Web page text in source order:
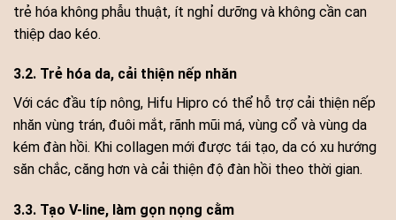
trẻ hóa không phẫu thuật, ít nghỉ dưỡng và không cần can
thiệp dao kéo.
3.2. Trẻ hóa da, cải thiện nếp nhăn
Với các đầu típ nông, Hifu Hipro có thể hỗ trợ cải thiện nếp
nhăn vùng trán, đuôi mắt, rãnh mũi má, vùng cổ và vùng da
kém đàn hồi. Khi collagen mới được tái tạo, da có xu hướng
săn chắc, căng hơn và cải thiện độ đàn hồi theo thời gian.
3.3. Tạo V-line, làm gọn nọng cằm